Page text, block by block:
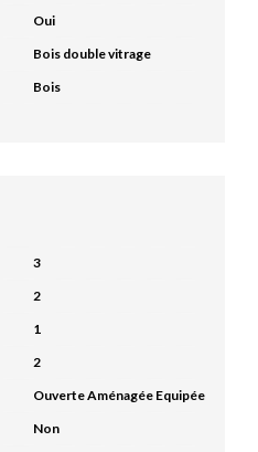
Oui
Bois double vitrage
Bois
3
2
1
2
Ouverte Aménagée Equipée
Non